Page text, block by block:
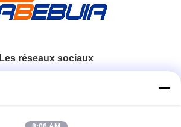
Les réseaux sociaux